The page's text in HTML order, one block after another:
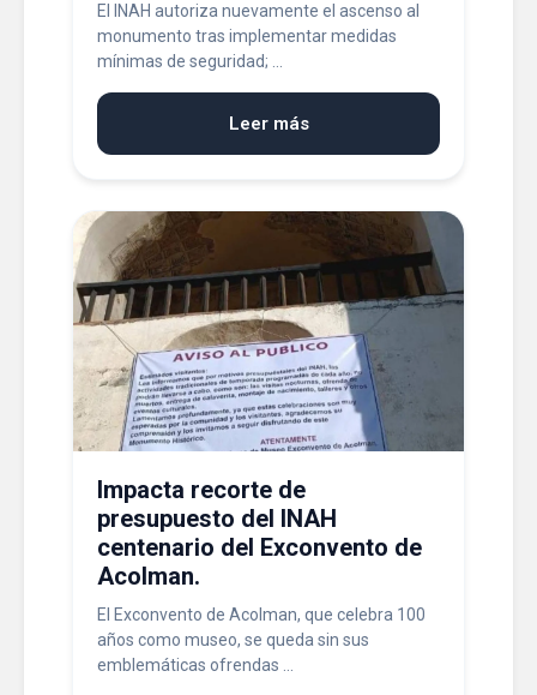
El INAH autoriza nuevamente el ascenso al
monumento tras implementar medidas
mínimas de seguridad; ...
Leer más
Impacta recorte de
presupuesto del INAH
centenario del Exconvento de
Acolman.
El Exconvento de Acolman, que celebra 100
años como museo, se queda sin sus
emblemáticas ofrendas ...